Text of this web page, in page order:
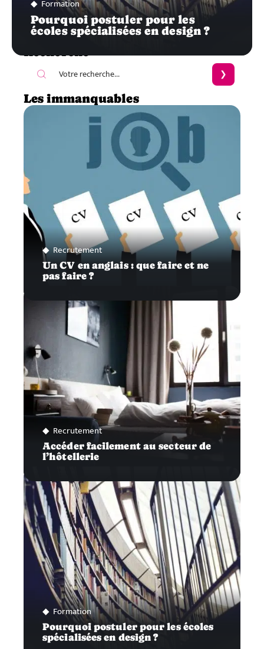
Formation
Pourquoi postuler pour les
écoles spécialisées en design ?
Les immanquables
Recrutement
Un CV en anglais : que faire et ne
pas faire ?
Recrutement
Accéder facilement au secteur de
l’hôtellerie
Formation
Pourquoi postuler pour les écoles
spécialisées en design ?